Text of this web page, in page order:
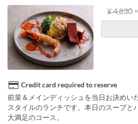
¥ 4,830
Credit card required to reserve
前菜＆メインディッシュを当日お決めい
スタイルのランチです。本日のスープと
大満足のコース。